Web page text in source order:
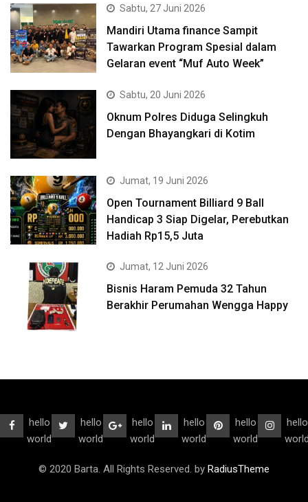
Sabtu, 27 Juni 2026
Mandiri Utama finance Sampit
Tawarkan Program Spesial dalam
Gelaran event “Muf Auto Week”
Sabtu, 20 Juni 2026
Oknum Polres Diduga Selingkuh
Dengan Bhayangkari di Kotim
Jumat, 19 Juni 2026
Open Tournament Billiard 9 Ball
Handicap 3 Siap Digelar, Perebutkan
Hadiah Rp15,5 Juta
Jumat, 12 Juni 2026
Bisnis Haram Pemuda 32 Tahun
Berakhir Perumahan Wengga Happy
hello
world
hello
world
hello
world
hello
world
hello
world
hello
© 2020 Barta. All Rights Reserved. by RadiusTheme